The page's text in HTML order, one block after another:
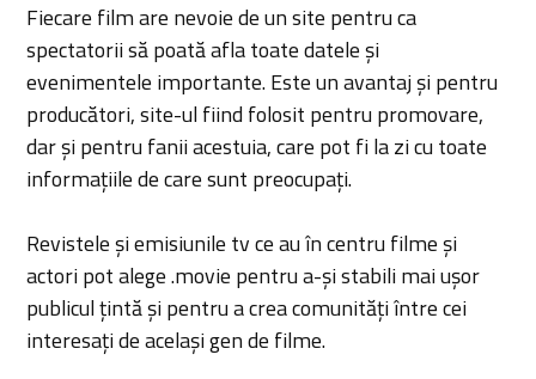
Fiecare film are nevoie de un site pentru ca
spectatorii să poată afla toate datele și
evenimentele importante. Este un avantaj și pentru
producători, site-ul fiind folosit pentru promovare,
dar și pentru fanii acestuia, care pot fi la zi cu toate
informațiile de care sunt preocupați.
Revistele și emisiunile tv ce au în centru filme și
actori pot alege .movie pentru a-și stabili mai ușor
publicul țintă și pentru a crea comunități între cei
interesați de același gen de filme.